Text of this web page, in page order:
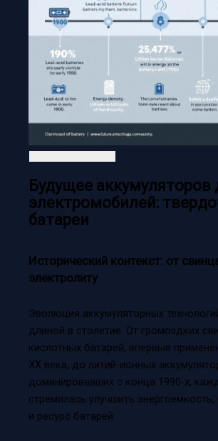
Будущее аккумуляторов
электромобилей:
батареи
Исторический контекст: от
электролиту
Эволюция аккумуляторных
длиной в столетие. От громоздких
кислотных батарей, впервые
XX века, до литий-ионных
доминировавших с конца 1990-х,
стремилась улучшить
и ресурс батарей.